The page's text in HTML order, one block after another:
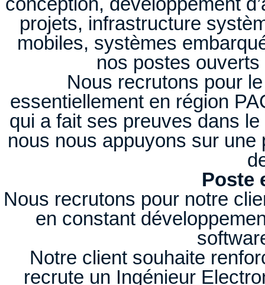
projets, infrastructure
mobiles, systèmes
nos postes
Nous recrutons pour
essentiellement en région
qui a fait ses preuves dans
nous nous appuyons sur
Poste
Nous recrutons pour notre
en constant
Notre client souhaite
recrute un Ingénieur